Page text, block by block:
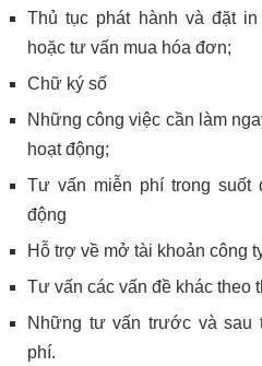
Thủ tục phát hành và đặt
hoặc tư vấn mua hóa đơn;
Chữ ký số
Những công việc cần làm
hoạt động;
Tư vấn miễn phí trong suốt
động
Hỗ trợ về mở tài khoản công
Tư vấn các vấn đề khác theo
Những tư vấn trước và sau
phí.